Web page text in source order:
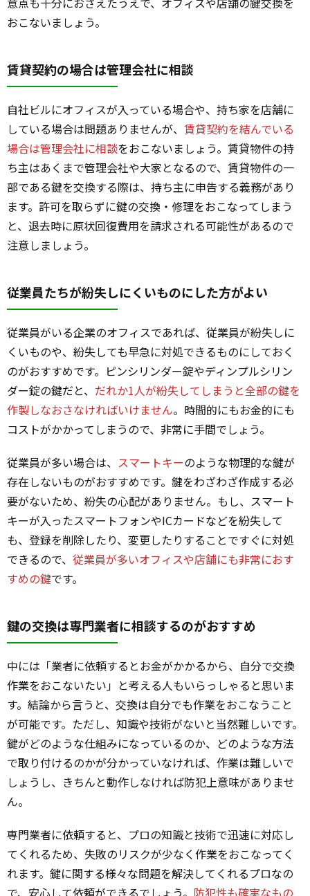
おこないましょう。
賃貸契約の場合は管理会社に相談
自社ビルにオフィスが入っている場合や、持ち家を店舗に
している場合は問題ありませんが、 賃貸契約を結んでいる
場合は管理会社に相談をおこないましょう。賃貸物件の持
ち主はあくまで管理会社や大家となるので、賃貸物件の一
部である鍵を交換する際は、持ち主に申告する義務があり
ます。許可を取らずに鍵の交換・修理をおこなってしまう
と、退去時に原状回復費用を請求される可能性があるので
注意しましょう。
従業員たちが紛失しにくいものにした方がよい
従業員がいる企業のオフィスであれば、従業員が紛失しに
くいものや、紛失しても早急に対処できるものにしておく
のがおすすめです。ピンシリンダー錠やディンプルシリン
ダー錠の鍵だと、 だれか1人が紛失してしまうと全部の鍵を
作製しなおさなければいけません。時間的にもお金的にも
コストがかかってしまうので、非常に手間でしょう。
従業員が多い場合は、 スマートキーのような物理的な鍵が
存在しないものがおすすめです。鍵をわざわざ作成する必
要がないため、紛失の心配がありません。もし、スマート
キーが入ったスマートフォンやICカードなどを紛失して
も、登録を削除したり、変更したりすることですぐに対処
できるので、 従業員が多いオフィスや店舗にも非常におす
すめの鍵です。
鍵の交換は専門業者に相談するのがおすすめ
中には「業者に依頼するとお金がかかるから、自分で交換
作業をおこないたい」と考える人もいらっしゃると思いま
す。結論から言うと、交換は自分でも作業をおこなうこと
が可能です。ただし、知識や技術がないと当然難しいです。
鍵がどのような仕組みになっているのか、どのような方法
で取り付けるのかが分かっていなければ、作業は難しいで
しょうし、きちんと動作しなければ防犯上意味がありませ
ん。
専門業者に依頼すると、プロの知識と技術で迅速に対応し
てくれるため、失敗のリスクが少なく作業をおこなってく
れます。鍵に関する様々な問題を解決してくれるプロなの
で、安心して依頼ができるでしょう。 防犯性も確実なもの